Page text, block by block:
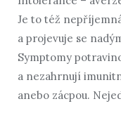
Je to též
a projevuje se
Symptomy
a nezahrnují
anebo zácpou.